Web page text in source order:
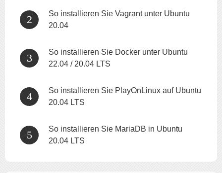
So installieren Sie Vagrant unter Ubuntu
20.04
So installieren Sie Docker unter Ubuntu
22.04 / 20.04 LTS
So installieren Sie PlayOnLinux auf Ubuntu
20.04 LTS
So installieren Sie MariaDB in Ubuntu
20.04 LTS